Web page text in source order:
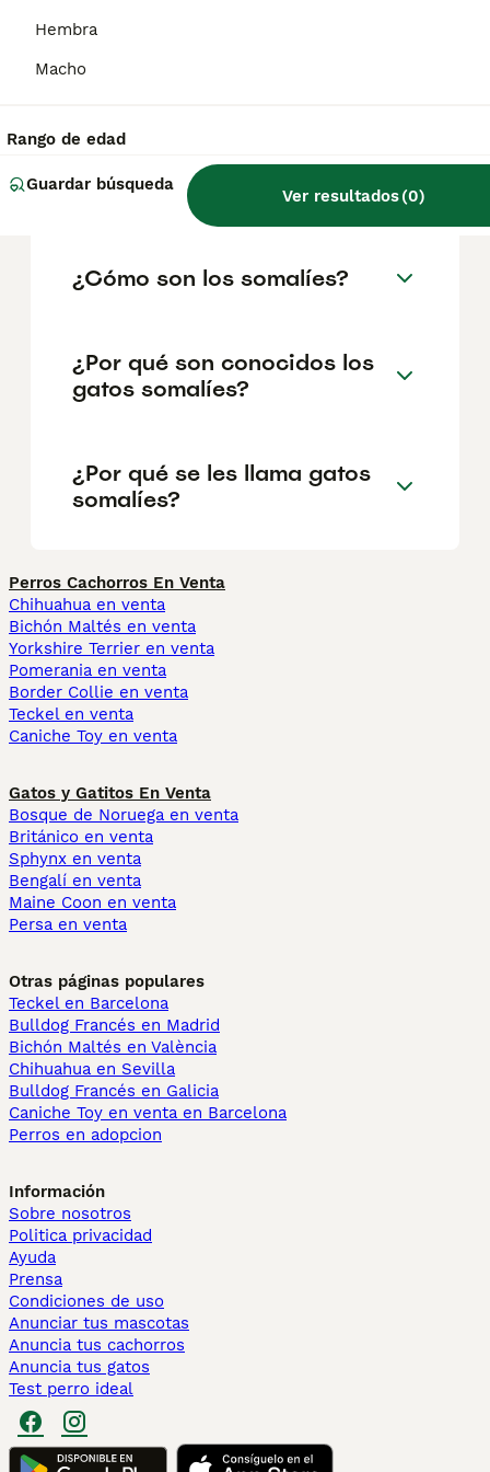
Hembra
Macho
Rango de edad
Guardar búsqueda
Ver resultados(0)
independientes que sus primos abisinios,
activos y les gusta hacer ejercicio al aire
¿Son agresivos los gatos
somalíes?
¿Cómo son los somalíes?
¿Por qué son conocidos los
gatos somalíes?
¿Por qué se les llama gatos
somalíes?
Perros Cachorros En Venta
Chihuahua en venta
Bichón Maltés en venta
Yorkshire Terrier en venta
Pomerania en venta
Border Collie en venta
Teckel en venta
Caniche Toy en venta
Gatos y Gatitos En Venta
Bosque de Noruega en venta
Británico en venta
Sphynx en venta
Bengalí en venta
Maine Coon en venta
Persa en venta
Otras páginas populares
Teckel en Barcelona
Bulldog Francés en Madrid
Bichón Maltés en València
Chihuahua en Sevilla
Bulldog Francés en Galicia
Caniche Toy en venta en Barcelona
Perros en adopcion
Información
Sobre nosotros
Politica privacidad
Ayuda
Prensa
Condiciones de uso
Anunciar tus mascotas
Anuncia tus cachorros
Anuncia tus gatos
Test perro ideal